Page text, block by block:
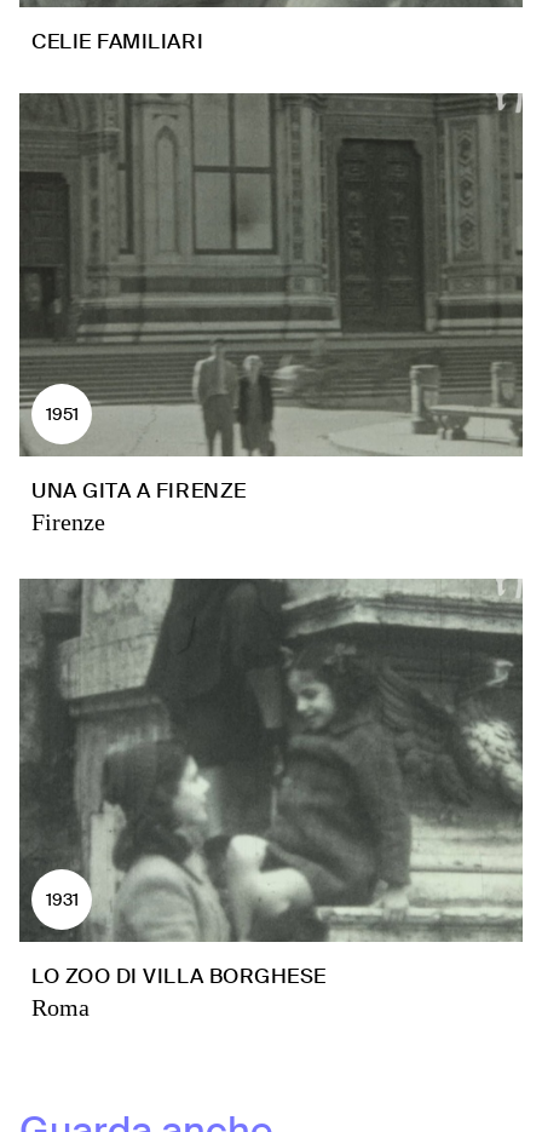
CELIE FAMILIARI
1951
UNA GITA A FIRENZE
Firenze
1931
LO ZOO DI VILLA BORGHESE
Roma